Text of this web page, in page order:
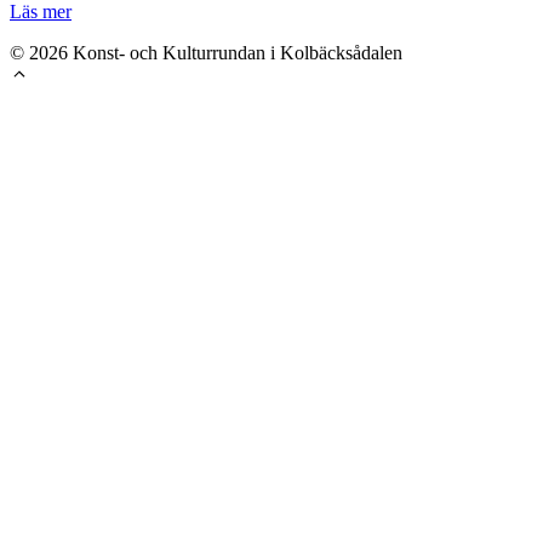
Läs mer
© 2026 Konst- och Kulturrundan i Kolbäcksådalen